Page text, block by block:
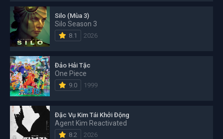
Silo (Mùa 3)
Silo Season 3
8.1 2026
Đảo Hải Tặc
One Piece
9.0 1999
Đặc Vụ Kim Tái Khởi Động
Agent Kim Reactivated
8.2 2026